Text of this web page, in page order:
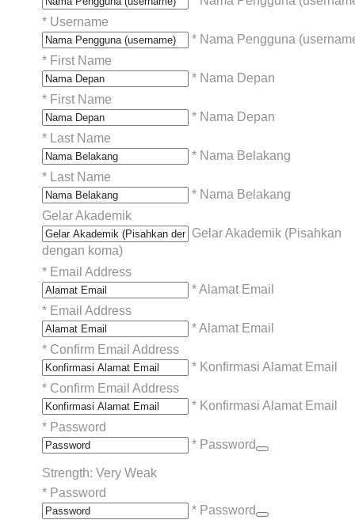
* Username
* Nama Pengguna
* First Name
* Nama Depan
* First Name
* Nama Depan
* Last Name
* Nama Belakang
* Last Name
* Nama Belakang
Gelar Akademik
Gelar Akademik (Pisahkan
dengan koma)
* Email Address
* Alamat Email
* Email Address
* Alamat Email
* Confirm Email Address
* Konfirmasi Alamat Email
* Confirm Email Address
* Konfirmasi Alamat Email
* Password
* Password
Strength: Very Weak
* Password
* Password